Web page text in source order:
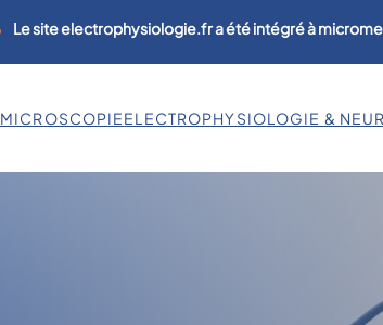
Le site electrophysiologie.fr a été intégré à
MICROSCOPIEELECTROPHYSIOLOGIE &